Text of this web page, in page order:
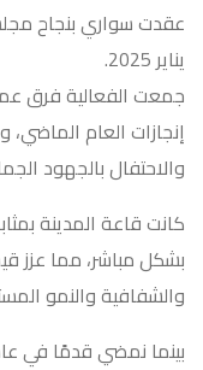
يناير 2025.
جمعت الفعالية فرق
إنجازات العام الماضي،
والاحتفال بالجهود
كانت قاعة المدينة
بشكل مباشر، مما عزز
والشفافية والنمو